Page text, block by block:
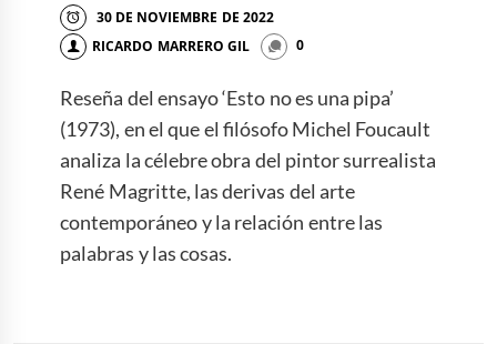
30 DE NOVIEMBRE DE 2022
RICARDO MARRERO GIL
0
Reseña del ensayo ‘Esto no es una pipa’
(1973), en el que el filósofo Michel Foucault
analiza la célebre obra del pintor surrealista
René Magritte, las derivas del arte
contemporáneo y la relación entre las
palabras y las cosas.